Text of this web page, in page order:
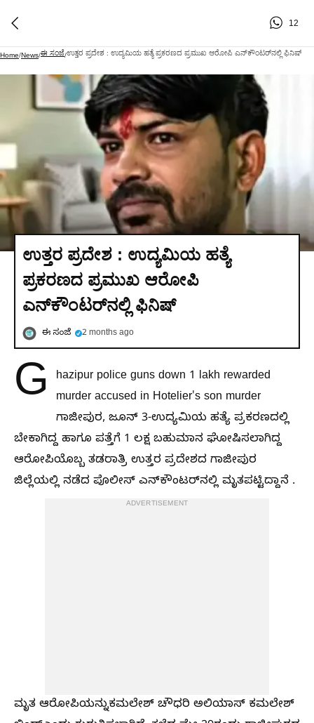
12
Home/News/ಈ ಸಂಜೆ/ಉತ್ತರ ಪ್ರದೇಶ : ಉದ್ಯಮಿಯ ಹತ್ಯೆ ಪ್ರಕರಣದ ಪ್ರಮುಖ ಆರೋಪಿ ಎನ್‌ಕೌಂಟರ್‌ನಲ್ಲಿ ಫಿನಿಷ್
ಉತ್ತರ ಪ್ರದೇಶ : ಉದ್ಯಮಿಯ ಹತ್ಯೆ
ಪ್ರಕರಣದ ಪ್ರಮುಖ ಆರೋಪಿ
ಎನ್‌ಕೌಂಟರ್‌ನಲ್ಲಿ ಫಿನಿಷ್
ಈ ಸಂಜೆ 2 months ago
G
hazipur police guns down 1 lakh rewarded
murder accused in Hotelier's son murder
ಗಾಜೀಪುರ, ಜೂನ್‌ 3-ಉದ್ಯಮಿಯ ಹತ್ಯೆ ಪ್ರಕರಣದಲ್ಲಿ
ಬೇಕಾಗಿದ್ದ ಹಾಗೂ ಪತ್ತೆಗೆ 1 ಲಕ್ಷ ಬಹುಮಾನ ಘೋಷಿಸಲಾಗಿದ್ದ
ಆರೋಪಿಯೊಬ್ಬ ತಡರಾತ್ರಿ ಉತ್ತರ ಪ್ರದೇಶದ ಗಾಜೀಪುರ
ಜಿಲ್ಲೆಯಲ್ಲಿ ನಡೆದ ಪೊಲೀಸ್‌‍ ಎನ್‌ಕೌಂಟರ್‌ನಲ್ಲಿ ಮೃತಪಟ್ಟಿದ್ದಾನೆ .
ADVERTISEMENT
ಮೃತ ಆರೋಪಿಯನ್ನುಕಮಲೇಶ್‌ ಚೌಧರಿ ಅಲಿಯಾಸ್‌‍ ಕಮಲೇಶ್‌